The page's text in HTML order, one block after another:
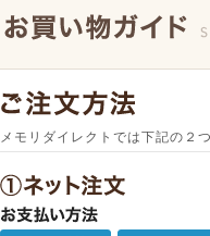
メモリダイレクトでは下記の２